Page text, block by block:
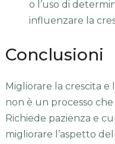
o l’uso di
influenzare la
Conclusioni
Migliorare la crescita e
non è un processo
Richiede pazienza e
migliorare l’aspetto